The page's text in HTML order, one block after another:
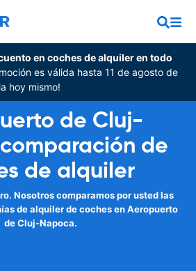
en coches de alquiler en todo
es válida hasta 11 de agosto de
hoy mismo!
de Cluj-
de
de alquiler
Nosotros comparamos por usted las
de alquiler de coches en Aeropuerto
de Cluj-Napoca.